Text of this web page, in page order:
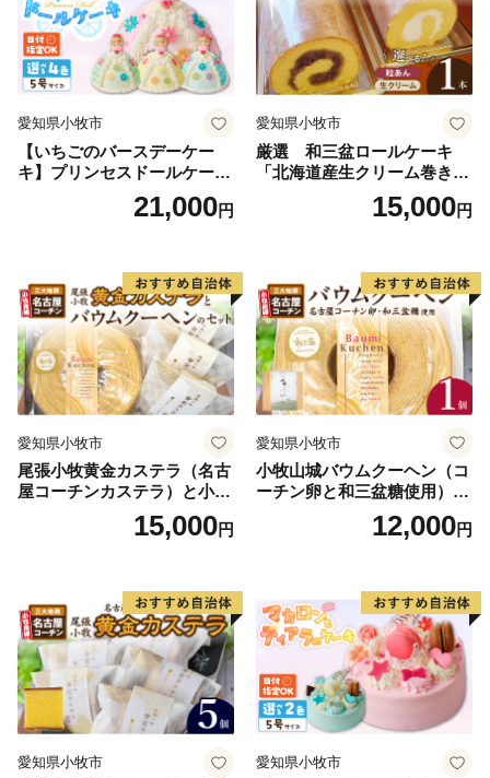
愛知県小牧市
【いちごのバースデーケー
キ】プリンセスドールケーキ
日時指定可 スイーツ デザー
ト 洋菓子 お取り寄せ 愛知県
デコレーションケーキ ホー
ルケーキ 人形 かわいい こど
も
21,000円
愛知県小牧市
厳選 和三盆ロールケーキ
「北海道産生クリーム巻き」
または「北海道産粒あん巻
き」（サイズ：レギュラー）
凍 愛知県 小牧市 アンプチベ
アやぐま
15,000円
愛知県小牧市
尾張小牧黄金カステラ（名古
屋コーチンカステラ）と小牧
山城バウムクーヘン（コーチ
ン卵と和三盆糖使用）のセッ
三盆 小牧銘菓 バウムクーヘ
ン 常温 愛知県 小牧市 アンプ
チベアやぐま
15,000円
愛知県小牧市
小牧山城バウムクーヘン（コ
ーチン卵と和三盆糖使用）
名古屋コーチン バームクー
ヘン 和三盆 小牧銘菓 バウム
12,000円
愛知県小牧市 愛知県小牧市